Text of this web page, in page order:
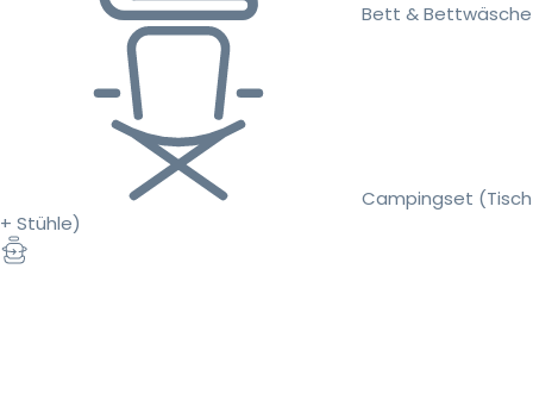
Bett & Bettwäsche
Campingset (Tisch
+ Stühle)